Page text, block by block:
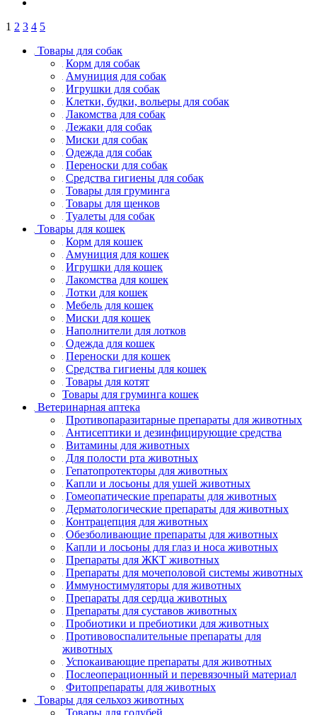
1 2 3 4 5
Товары для собак
Корм для собак
Амуниция для собак
Игрушки для собак
Клетки, будки, вольеры для собак
Лакомства для собак
Лежаки для собак
Миски для собак
Одежда для собак
Переноски для собак
Средства гигиены для собак
Товары для груминга
Товары для щенков
Туалеты для собак
Товары для кошек
Корм для кошек
Амуниция для кошек
Игрушки для кошек
Лакомства для кошек
Лотки для кошек
Мебель для кошек
Миски для кошек
Наполнители для лотков
Одежда для кошек
Переноски для кошек
Средства гигиены для кошек
Товары для котят
Товары для груминга кошек
Ветеринарная аптека
Противопаразитарные препараты для животных
Антисептики и дезинфицирующие средства
Витамины для животных
Для полости рта животных
Гепатопротекторы для животных
Капли и лосьоны для ушей животных
Гомеопатические препараты для животных
Дерматологические препараты для животных
Контрацепция для животных
Обезболивающие препараты для животных
Капли и лосьоны для глаз и носа животных
Препараты для ЖКТ животных
Препараты для мочеполовой системы животных
Иммуностимуляторы для животных
Препараты для сердца животных
Препараты для суставов животных
Пробиотики и пребиотики для животных
Противовоспалительные препараты для
животных
Успокаивающие препараты для животных
Послеоперационный и перевязочный материал
Фитопрепараты для животных
Товары для сельхоз животных
Товары для голубей